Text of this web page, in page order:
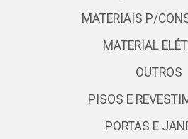
MATERIAIS P/
MATERIAL
OUTROS
PISOS E
PORTAS E